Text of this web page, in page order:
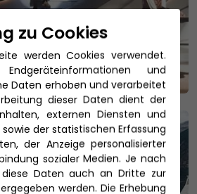
zu Cookies
werden Cookies verwendet.
und
Daten erhoben und verarbeitet
dieser Daten dient der
externen Diensten und
der statistischen Erfassung
der Anzeige personalisierter
sozialer Medien. Je nach
diese Daten auch an Dritte zur
werden. Die Erhebung